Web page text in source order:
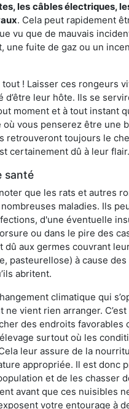
les câbles électriques,
. Cela peut rapidement
vu que de mauvais
une fuite de gaz ou un
tout ! Laisser ces rongeurs
d’être leur hôte. Ils se
moment et à tout instant
où vous penserez être une
retrouveront toujours le
certainement dû à leur flair.
santé
que les rats et autres
maladies. Ils
d'une éventuelle
ou dans le pire des
dû aux germes couvrant
pasteurellose) à cause
abritent.
climatique qui
ne vient rien arranger.
des endroits favorables
surtout où les
leur assure de la
appropriée. Il est donc
et de les chasser
avant que ces nuisibles
votre entourage à